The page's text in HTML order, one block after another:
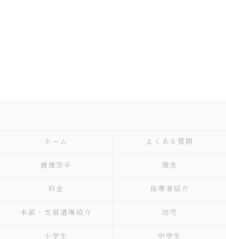
ホーム よくある質問
健康空手 理念
料金 指導者紹介
本部・支部道場紹介 幼児
小学生 中学生